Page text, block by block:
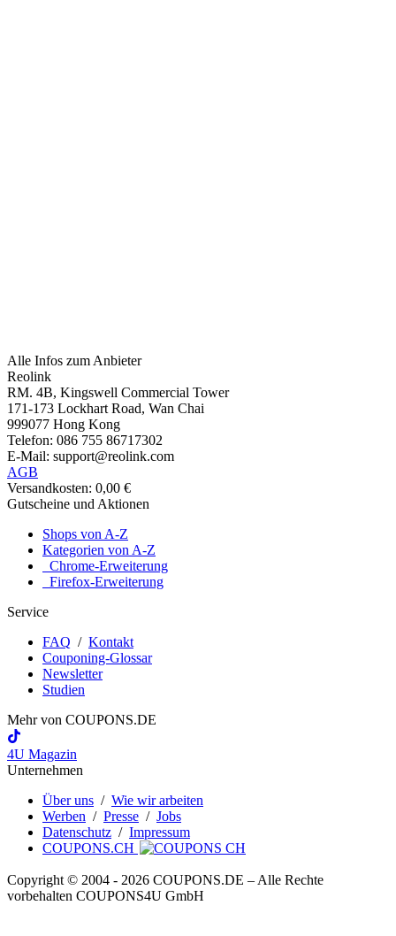
Alle Infos zum Anbieter
Reolink
RM. 4B, Kingswell Commercial Tower
171-173 Lockhart Road, Wan Chai
999077 Hong Kong
Telefon: 086 755 86717302
E-Mail: support@reolink.com
AGB
Versandkosten: 0,00 €
Gutscheine und Aktionen
Shops von A-Z
Kategorien von A-Z
Chrome-Erweiterung
Firefox-Erweiterung
Service
FAQ / Kontakt
Couponing-Glossar
Newsletter
Studien
Mehr von COUPONS.DE
4U Magazin
Unternehmen
Über uns / Wie wir arbeiten
Werben / Presse / Jobs
Datenschutz / Impressum
COUPONS.CH
Copyright © 2004 ‐ 2026 COUPONS.DE – Alle Rechte
vorbehalten COUPONS4U GmbH